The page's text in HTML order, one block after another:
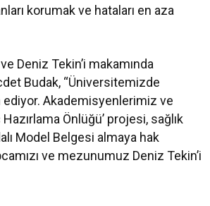
korumak ve hataları en aza
Deniz Tekin’i makamında
Budak, “Üniversitemizde
Akademisyenlerimiz ve
Önlüğü’ projesi, sağlık
Model Belgesi almaya hak
ve mezunumuz Deniz Tekin’i